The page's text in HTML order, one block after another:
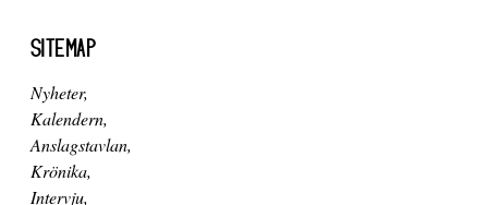
SITEMAP
Nyheter
Kalendern
Anslagstavlan
Krönika
Intervju